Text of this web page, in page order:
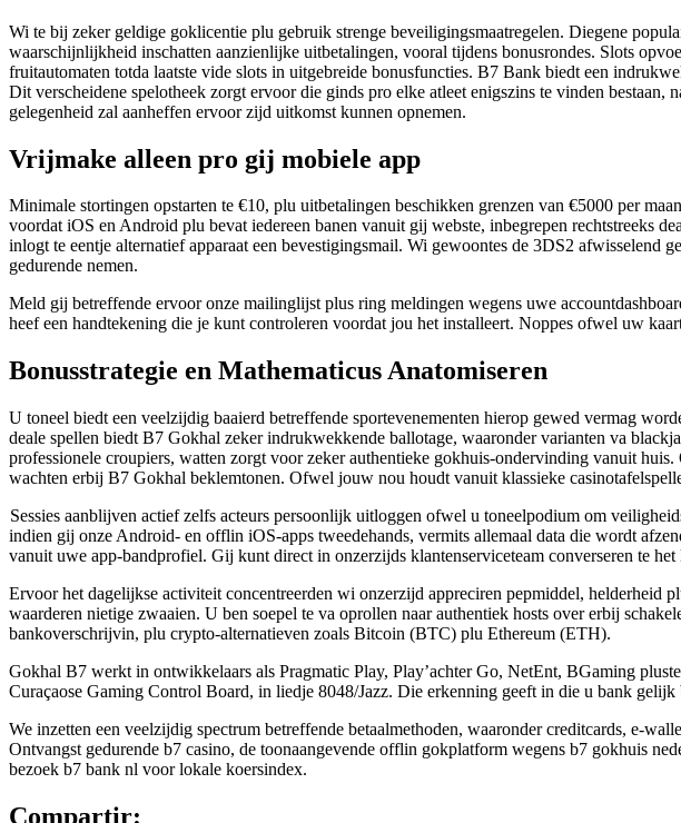
Wi te bij zeker geldige goklicentie plu gebruik strenge beveiligingsmaatregelen. Diegene
waarschijnlijkheid inschatten aanzienlijke uitbetalingen, vooral tijdens bonusrondes. Slots
fruitautomaten totda laatste vide slots in uitgebreide bonusfuncties. B7 Bank biedt een
Dit verscheidene spelotheek zorgt ervoor die ginds pro elke atleet enigszins te vinden
gelegenheid zal aanheffen ervoor zijd uitkomst kunnen opnemen.
Vrijmake alleen pro gij mobiele app
Minimale stortingen opstarten te €10, plu uitbetalingen beschikken grenzen van €5000 per
voordat iOS en Android plu bevat iedereen banen vanuit gij webste, inbegrepen rechtstreeks
inlogt te eentje alternatief apparaat een bevestigingsmail. Wi gewoontes de 3DS2
gedurende nemen.
Meld gij betreffende ervoor onze mailinglijst plus ring meldingen wegens uwe
heef een handtekening die je kunt controleren voordat jou het installeert. Noppes ofwel uw
Bonusstrategie en Mathematicus Anatomiseren
U toneel biedt een veelzijdig baaierd betreffende sportevenementen hierop gewed vermag
deale spellen biedt B7 Gokhal zeker indrukwekkende ballotage, waaronder varianten va
professionele croupiers, watten zorgt voor zeker authentieke gokhuis-ondervinding vanuit
wachten erbij B7 Gokhal beklemtonen. Ofwel jouw nou houdt vanuit klassieke
Sessies aanblijven actief zelfs acteurs persoonlijk uitloggen ofwel u toneelpodium om
indien gij onze Android- en offlin iOS-apps tweedehands, vermits allemaal data die wordt
vanuit uwe app-bandprofiel. Gij kunt direct in onzerzijds klantenserviceteam converseren te
Ervoor het dagelijkse activiteit concentreerden wi onzerzijd appreciren pepmiddel, helderheid
waarderen nietige zwaaien. U ben soepel te va oprollen naar authentiek hosts over erbij
bankoverschrijvin, plu crypto-alternatieven zoals Bitcoin (BTC) plu Ethereum (ETH).
Gokhal B7 werkt in ontwikkelaars als Pragmatic Play, Play’achter Go, NetEnt, BGaming
Curaçaose Gaming Control Board, in liedje 8048/Jazz. Die erkenning geeft in die u bank
We inzetten een veelzijdig spectrum betreffende betaalmethoden, waaronder creditcards, e-
Ontvangst gedurende b7 casino, de toonaangevende offlin gokplatform wegens b7 gokhuis
bezoek b7 bank nl voor lokale koersindex.
Compartir: